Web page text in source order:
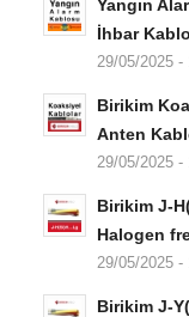
Yangın
İhbar
29/05/2025 -
Birikim
Anten
29/05/2025 -
Birikim J-
Halogen
29/05/2025 -
Birikim J-